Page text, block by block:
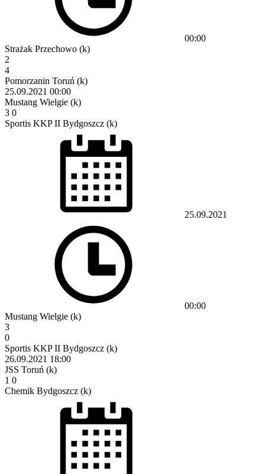
00:00
Strażak Przechowo (k)
2
4
Pomorzanin Toruń (k)
25.09.2021 00:00
Mustang Wielgie (k)
3 0
Sportis KKP II Bydgoszcz (k)
25.09.2021
00:00
Mustang Wielgie (k)
3
0
Sportis KKP II Bydgoszcz (k)
26.09.2021 18:00
JSS Toruń (k)
1 0
Chemik Bydgoszcz (k)